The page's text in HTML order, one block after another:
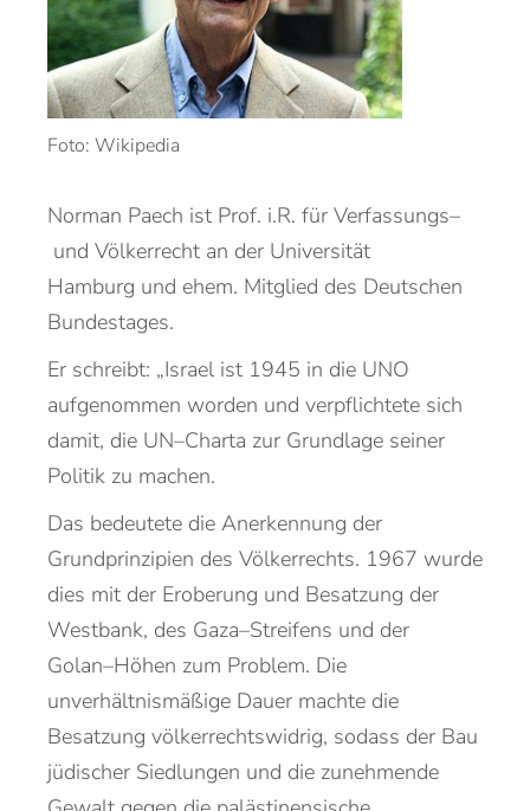
Foto: Wikipedia
Norman Paech ist Prof. i.R. für Verfassungs–
und Völkerrecht an der Universität
Hamburg und ehem. Mitglied des Deutschen
Bundestages.
Er schreibt: „Israel ist 1945 in die UNO
aufgenommen worden und verpflichtete sich
damit, die UN–Charta zur Grundlage seiner
Politik zu machen.
Das bedeutete die Anerkennung der
Grundprinzipien des Völkerrechts. 1967 wurde
dies mit der Eroberung und Besatzung der
Westbank, des Gaza–Streifens und der
Golan–Höhen zum Problem. Die
unverhältnismäßige Dauer machte die
Besatzung völkerrechtswidrig, sodass der Bau
jüdischer Siedlungen und die zunehmende